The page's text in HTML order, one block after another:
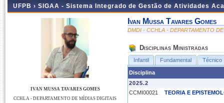
UFPB › SIGAA - Sistema Integrado de Gestão de Atividades
IVAN MUSSA TAVARES GOMES
CCHLA - DEPARTAMENTO DE MÍDIAS DIGITAIS
Ivan Mussa Tavares Gomes
DMDI - CCHLA - DEPARTAMENTO
Disciplinas Ministradas
Infantil Fundamental Técnico
Disciplina
2025.2
CCMI00021
TEORIA E